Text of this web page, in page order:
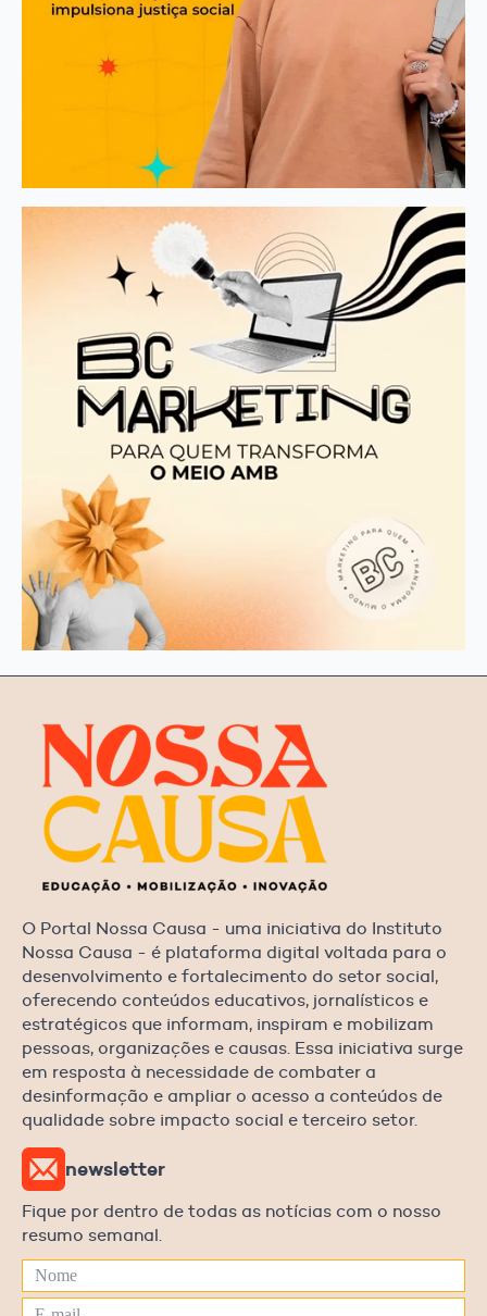
O Portal Nossa Causa - uma iniciativa do Instituto
Nossa Causa - é plataforma digital voltada para o
desenvolvimento e fortalecimento do setor social,
oferecendo conteúdos educativos, jornalísticos e
estratégicos que informam, inspiram e mobilizam
pessoas, organizações e causas. Essa iniciativa surge
em resposta à necessidade de combater a
desinformação e ampliar o acesso a conteúdos de
qualidade sobre impacto social e terceiro setor.
newsletter
Fique por dentro de todas as notícias com o nosso
resumo semanal.